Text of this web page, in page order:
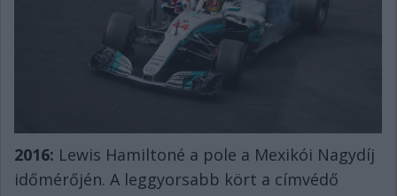
2016: Lewis Hamiltoné a pole a Mexikói Nagydíj
időmérőjén. A leggyorsabb kört a címvédő